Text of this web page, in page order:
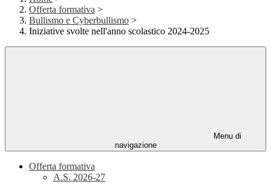
Offerta formativa >
Bullismo e Cyberbullismo >
Iniziative svolte nell'anno scolastico 2024-2025
Menu di
navigazione
Offerta formativa
A.S. 2026-27